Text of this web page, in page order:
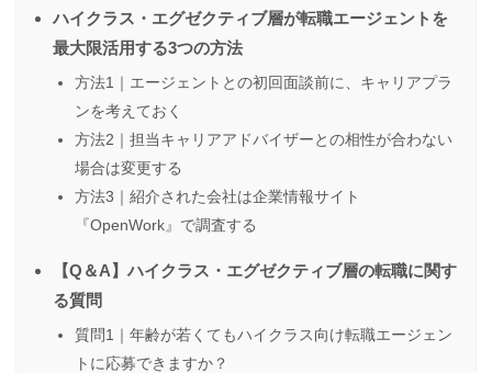
ハイクラス・エグゼクティブ層が転職エージェントを
最大限活用する3つの方法
方法1｜エージェントとの初回面談前に、キャリアプラ
ンを考えておく
方法2｜担当キャリアアドバイザーとの相性が合わない
場合は変更する
方法3｜紹介された会社は企業情報サイト
『OpenWork』で調査する
【Q＆A】ハイクラス・エグゼクティブ層の転職に関す
る質問
質問1｜年齢が若くてもハイクラス向け転職エージェン
トに応募できますか？